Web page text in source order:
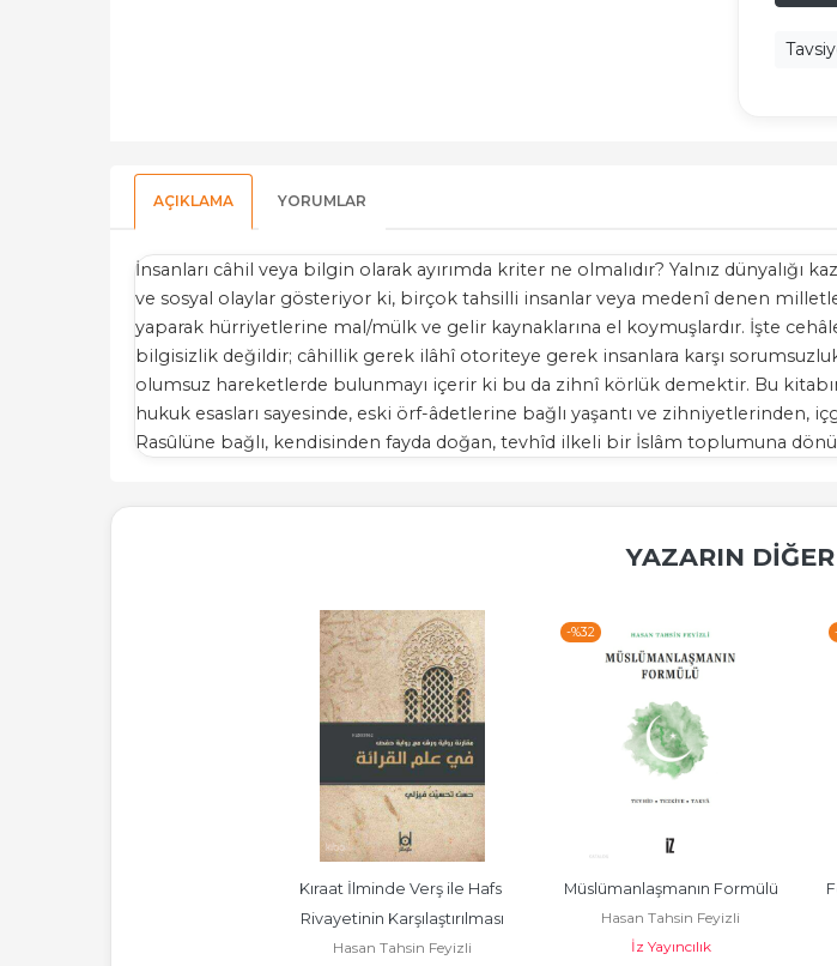
AÇIKLAMA YORUMLAR
İnsanları câhil veya bilgin olarak ayırımda kriter ne olmalıdır? Yalnız
ve sosyal olaylar gösteriyor ki, birçok tahsilli insanlar veya medenî denen
yaparak hürriyetlerine mal/mülk ve gelir kaynaklarına el koymuşlardır. İşte
bilgisizlik değildir; câhillik gerek ilâhî otoriteye gerek insanlara karşı
olumsuz hareketlerde bulunmayı içerir ki bu da zihnî körlük demektir. Bu
hukuk esasları sayesinde, eski örf-âdetlerine bağlı yaşantı ve zihniyetlerinden,
Rasûlüne bağlı, kendisinden fayda doğan, tevhîd ilkeli bir İslâm toplumuna
YAZARIN
Kıraat İlminde Verş ile Hafs
Rivayetinin Karşılaştırılması
Hasan Tahsin Feyizli
-%32
Müslümanlaşmanın Formülü
Hasan Tahsin Feyizli
İz Yayıncılık